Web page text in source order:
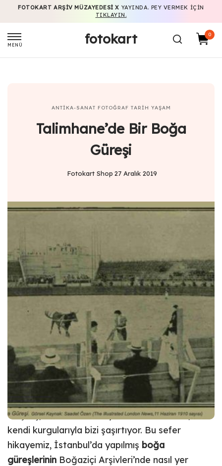
FOTOKART ARŞIV MÜZAYEDESI X YAYINDA. PEY VERMEK IÇIN
TIKLAYIN.
MENÜ fotokart 0
ANTIKA-SANAT FOTOĞRAF TARIH YAŞAM
Talimhane’de Bir Boğa
Güreşi
Fotokart Shop 27 Aralık 2019
Bir zamanlar İstanbul’da bir boğa güreşi
organizasyonu yapıldığını biliyor muydunuz?
TarihçiSaadet Özen‘in geçtiğimiz yıl Boğaziçi
Üniversitesi Mezunlar Derneği’nin (BÜMED)
Boğaziçi Dergisi için kaleme aldığıTalimhane’de
Bir Boğa Güreşiyazısını sizlerle paylaşıyoruz.
Geçmiş, biz onu nasıl hayal edersek edelim,
kendi kurgularıyla bizi şaşırtıyor. Bu sefer
hikayemiz, İstanbul’da yapılmış boğa
güreşlerinin Boğaziçi Arşivleri’nde nasıl yer